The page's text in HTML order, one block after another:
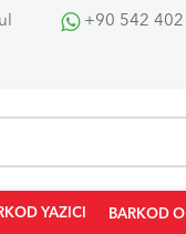
+90 542 402
YAZICI BARKOD